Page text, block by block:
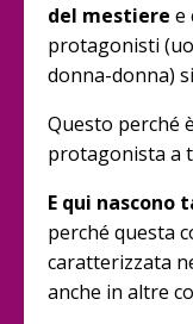
del mestiere e
protagonisti
donna-donna)
Questo perché
protagonista a
E qui nascono
perché questa
caratterizzata
anche in altre